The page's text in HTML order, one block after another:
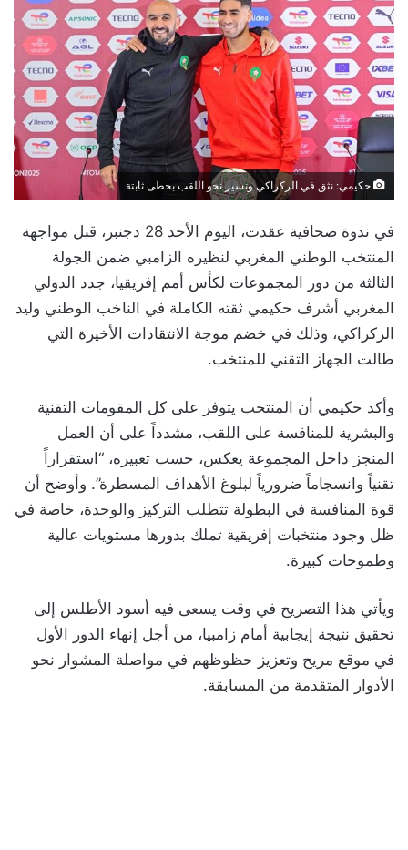
حكيمي: نثق في الركراكي ونسير نحو اللقب بخطى ثابتة
في ندوة صحافية عقدت، اليوم الأحد 28 دجنبر، قبل مواجهة
المنتخب الوطني المغربي لنظيره الزامبي ضمن الجولة
الثالثة من دور المجموعات لكأس أمم إفريقيا، جدد الدولي
المغربي أشرف حكيمي ثقته الكاملة في الناخب الوطني وليد
الركراكي، وذلك في خضم موجة الانتقادات الأخيرة التي
طالت الجهاز التقني للمنتخب.
وأكد حكيمي أن المنتخب يتوفر على كل المقومات التقنية
والبشرية للمنافسة على اللقب، مشدداً على أن العمل
المنجز داخل المجموعة يعكس، حسب تعبيره، “استقراراً
تقنياً وانسجاماً ضرورياً لبلوغ الأهداف المسطرة”. وأوضح أن
قوة المنافسة في البطولة تتطلب التركيز والوحدة، خاصة في
ظل وجود منتخبات إفريقية تملك بدورها مستويات عالية
وطموحات كبيرة.
ويأتي هذا التصريح في وقت يسعى فيه أسود الأطلس إلى
تحقيق نتيجة إيجابية أمام زامبيا، من أجل إنهاء الدور الأول
في موقع مريح وتعزيز حظوظهم في مواصلة المشوار نحو
الأدوار المتقدمة من المسابقة.